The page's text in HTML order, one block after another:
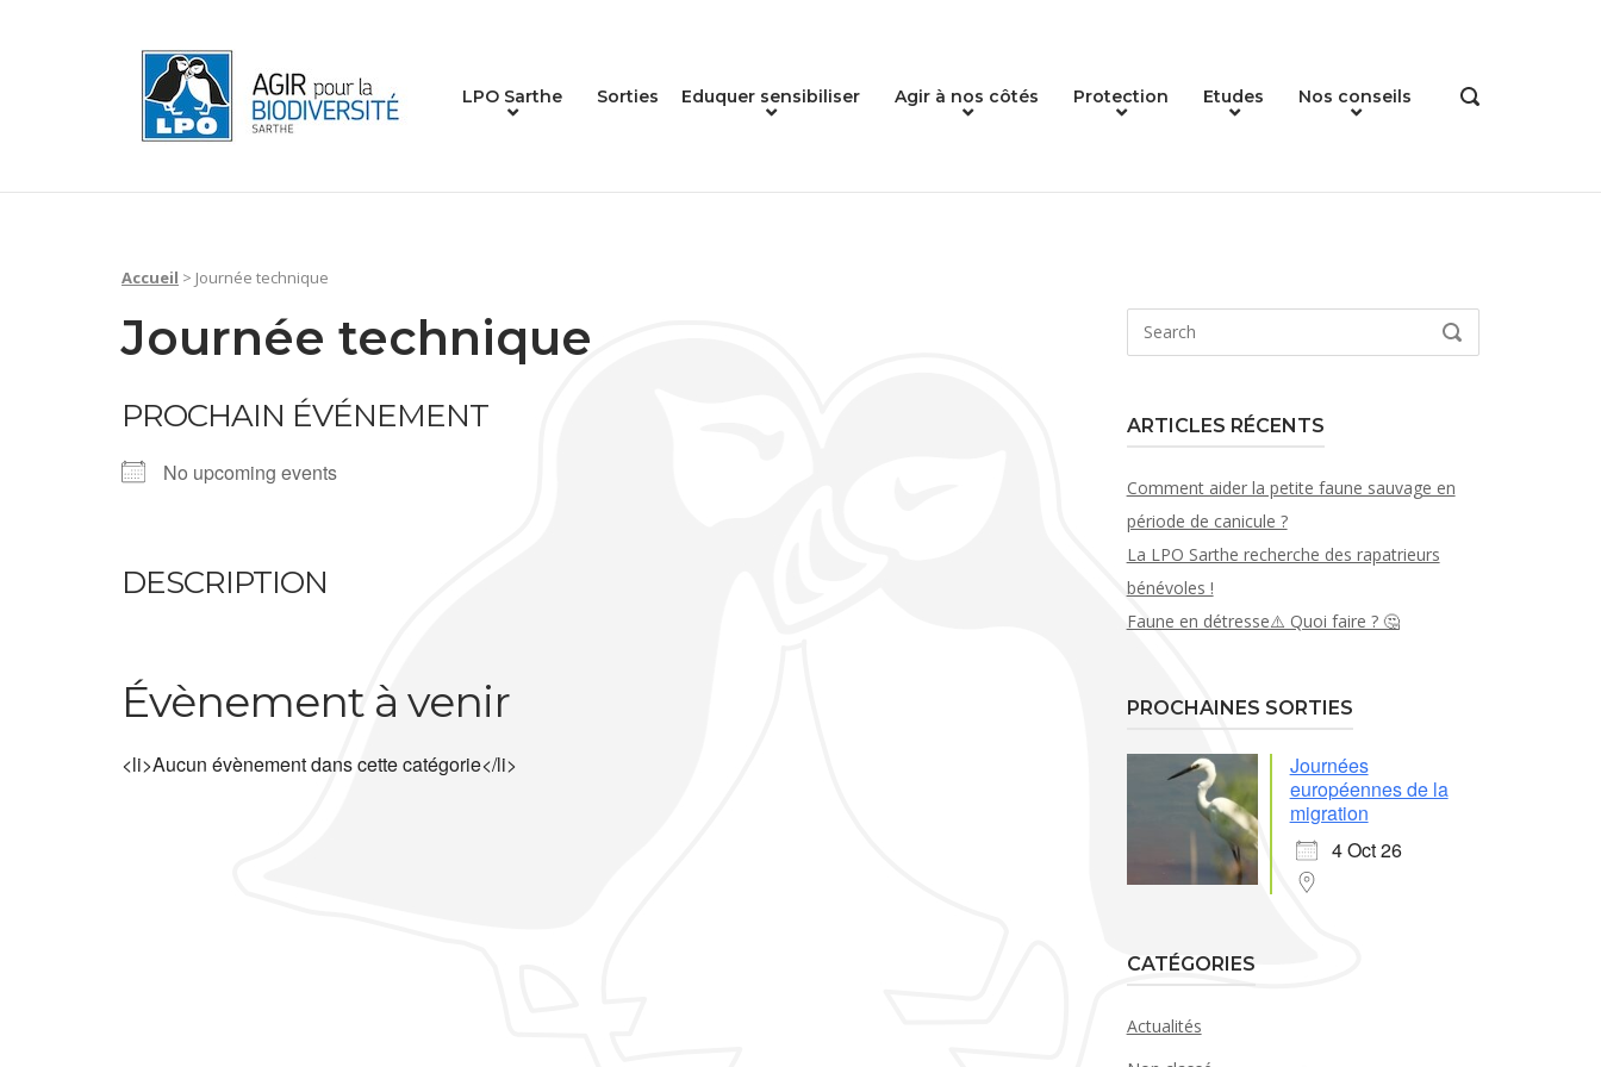
LPO Sarthe Sorties Eduquer sensibiliser Agir à nos côtés Protection Etudes Nos conseils
OPEN
Accueil > Journée technique
Journée technique
PROCHAIN ÉVÉNEMENT
No upcoming events
DESCRIPTION
Évènement à venir
<li>Aucun évènement dans cette catégorie</li>
SEARCH
ARTICLES RÉCENTS
Comment aider la petite faune sauvage en
période de canicule ?
La LPO Sarthe recherche des rapatrieurs
bénévoles !
Faune en détresse⚠️ Quoi faire ? 🤔
PROCHAINES SORTIES
Journées
européennes de la
migration
4 Oct 26
CATÉGORIES
Actualités